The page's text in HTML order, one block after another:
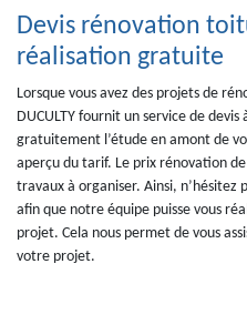
Devis rénovation
réalisation gratuite
Lorsque vous avez des projets de
DUCULTY fournit un service de
gratuitement l’étude en amont de
aperçu du tarif. Le prix rénovation
travaux à organiser. Ainsi,
afin que notre équipe puisse vous
projet. Cela nous permet de vous
votre projet.